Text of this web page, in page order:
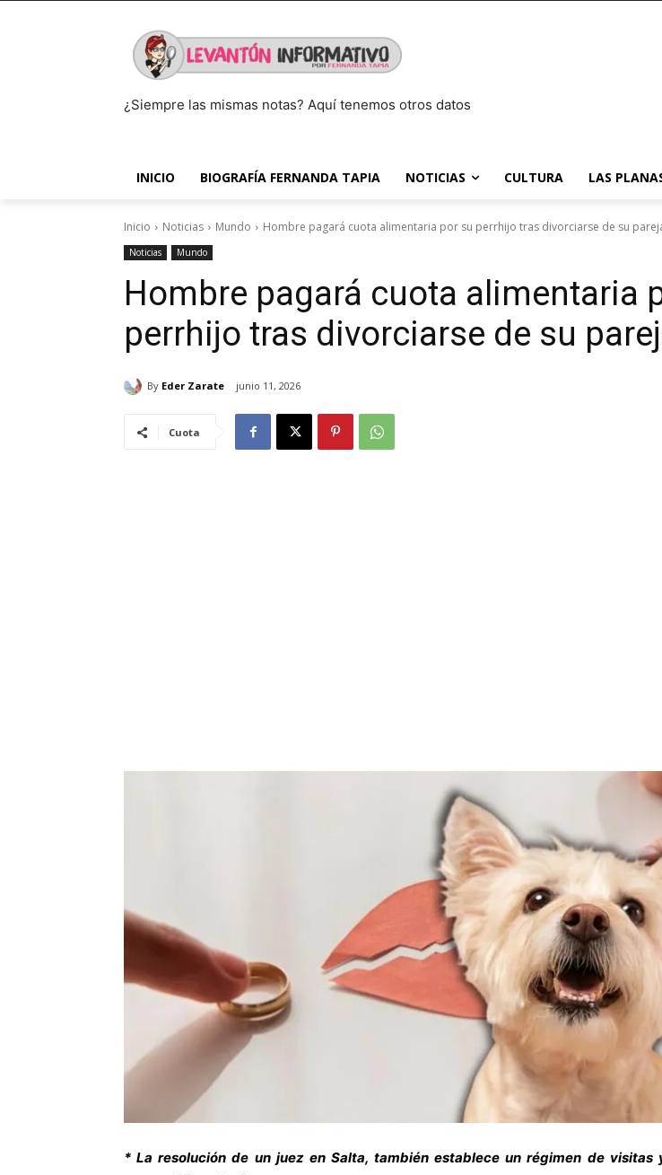
¿Siempre las mismas notas? Aquí tenemos otros datos
INICIO BIOGRAFÍA FERNANDA TAPIA NOTICIAS CULTURA LAS
Inicio Noticias Mundo Hombre pagará cuota alimentaria por su perrhijo tras divorciarse de su
Noticias Mundo
Hombre pagará cuota alimentaria
perrhijo tras divorciarse de su
By Eder Zarate junio 11, 2026
Cuota
* La resolución de un juez en Salta, también establece un régimen de visitas